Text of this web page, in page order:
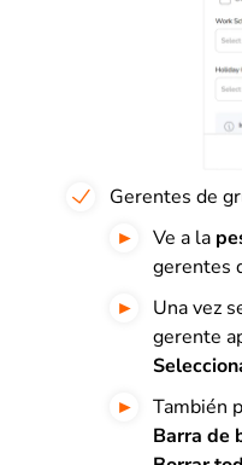
Gerentes de
Ve a la
gerentes
Una vez
gerente
También
Barra de